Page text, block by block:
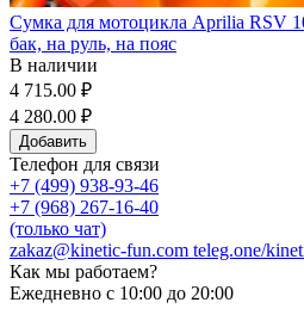
Сумка для мотоцикла Aprilia RSV
бак, на руль, на пояс
В наличии
4 715.00 ₽
4 280.00 ₽
Добавить
Телефон для связи
+7 (499) 938-93-46
+7 (968) 267-16-40
(только чат)
zakaz@kinetic-fun.com teleg.one/
Как мы работаем?
Ежедневно с 10:00 до 20:00